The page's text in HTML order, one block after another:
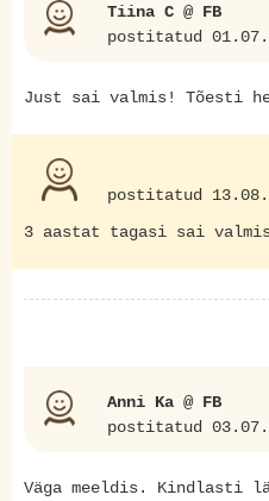
Tiina C @ FB
postitatud
Just sai valmis! Tõesti
postitatud
3 aastat tagasi sai
Anni Ka @ FB
postitatud
Väga meeldis. Kindlasti